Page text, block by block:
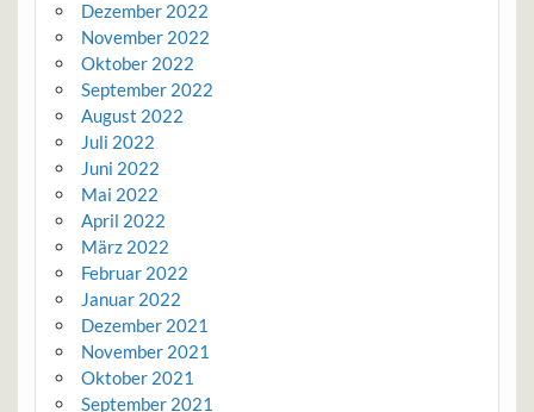
Dezember 2022
November 2022
Oktober 2022
September 2022
August 2022
Juli 2022
Juni 2022
Mai 2022
April 2022
März 2022
Februar 2022
Januar 2022
Dezember 2021
November 2021
Oktober 2021
September 2021